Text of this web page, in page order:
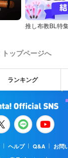
推し布教BL特
トップページへ
ランキング
ヘルプ Q&A
お問